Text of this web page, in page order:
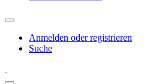
Anmelden oder registrieren
Suche